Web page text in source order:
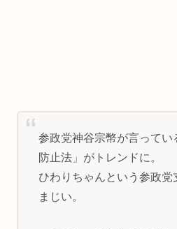
参政党神谷宗幣が言ってい
防止法」がトレンドに。
ひわりちゃんという参政
まじい。